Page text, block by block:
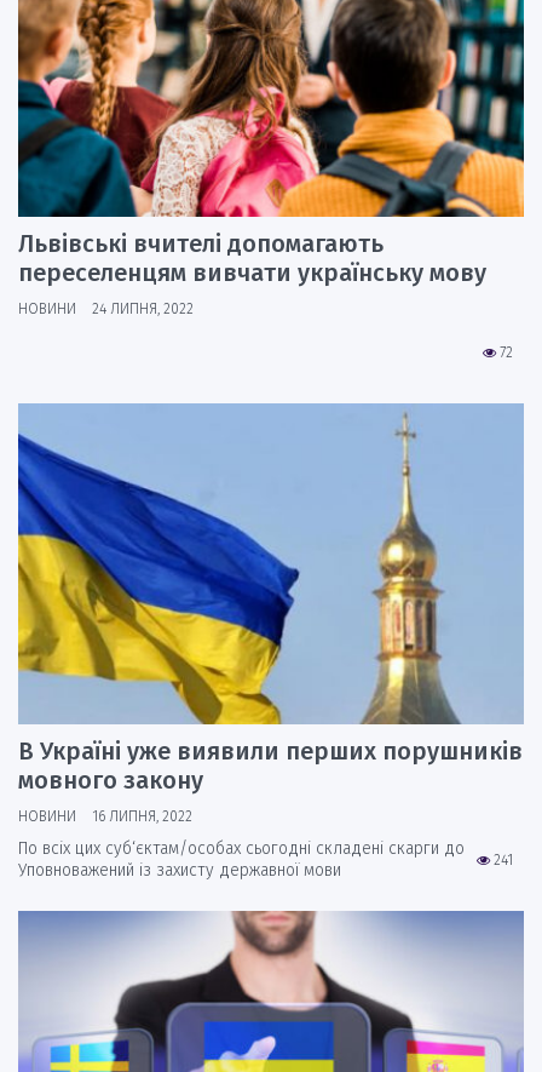
Львівські вчителі допомагають
переселенцям вивчати українську мову
НОВИНИ 24 ЛИПНЯ, 2022
72
В Україні уже виявили перших порушників
мовного закону
НОВИНИ 16 ЛИПНЯ, 2022
241
По всіх цих суб‘єктам/особах сьогодні складені скарги до
Уповноважений із захисту державної мови